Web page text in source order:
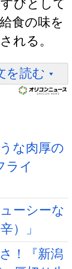
びとして
食の味を
れる。
を読む
な肉厚の
ライ
ーシーな
）」
！『新潟